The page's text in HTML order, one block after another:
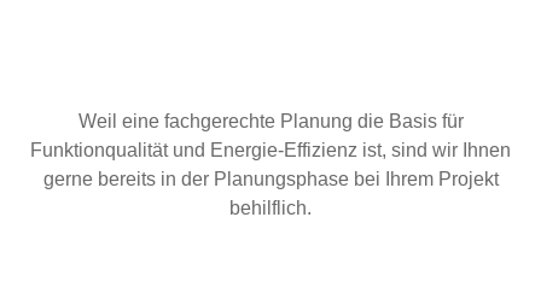
Weil eine fachgerechte Planung die Basis für
Funktionqualität und Energie-Effizienz ist, sind wir Ihnen
gerne bereits in der Planungsphase bei Ihrem Projekt
behilflich.